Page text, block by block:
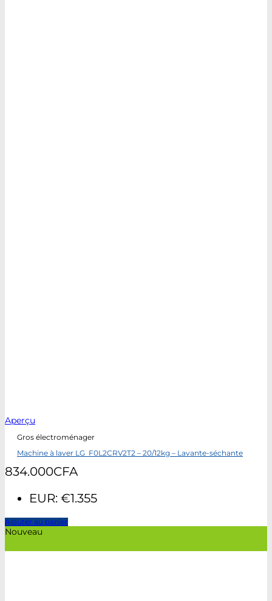
Aperçu
Gros électroménager
Machine à laver LG F0L2CRV2T2 – 20/12kg – Lavante-séchante
834.000CFA
EUR: €1.355
Ajouter au panier
Nouveau